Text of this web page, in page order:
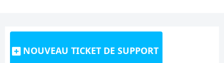
NOUVEAU TICKET DE SUPPORT